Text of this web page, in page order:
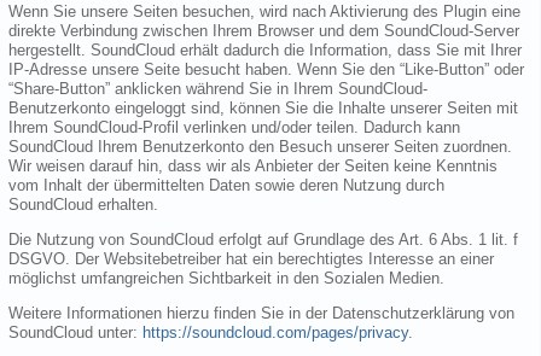
Wenn Sie unsere Seiten besuchen, wird nach Aktivierung des Plugin eine
direkte Verbindung zwischen Ihrem Browser und dem SoundCloud-Server
hergestellt. SoundCloud erhält dadurch die Information, dass Sie mit Ihrer
IP-Adresse unsere Seite besucht haben. Wenn Sie den “Like-Button” oder
“Share-Button” anklicken während Sie in Ihrem SoundCloud-
Benutzerkonto eingeloggt sind, können Sie die Inhalte unserer Seiten mit
Ihrem SoundCloud-Profil verlinken und/oder teilen. Dadurch kann
SoundCloud Ihrem Benutzerkonto den Besuch unserer Seiten zuordnen.
Wir weisen darauf hin, dass wir als Anbieter der Seiten keine Kenntnis
vom Inhalt der übermittelten Daten sowie deren Nutzung durch
SoundCloud erhalten.
Die Nutzung von SoundCloud erfolgt auf Grundlage des Art. 6 Abs. 1 lit. f
DSGVO. Der Websitebetreiber hat ein berechtigtes Interesse an einer
möglichst umfangreichen Sichtbarkeit in den Sozialen Medien.
Weitere Informationen hierzu finden Sie in der Datenschutzerklärung von
SoundCloud unter: https://soundcloud.com/pages/privacy.